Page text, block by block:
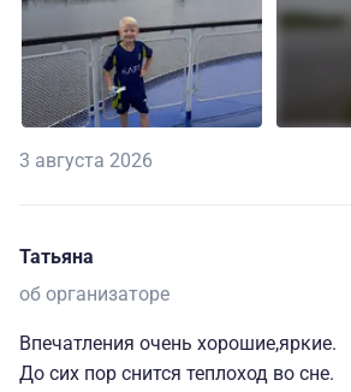
3 августа 2026
Татьяна
об организаторе
Впечатления очень хорошие,яркие.
До сих пор снится теплоход во сне.